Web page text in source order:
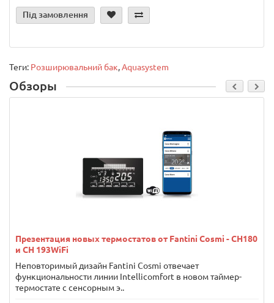
Під замовлення
Теги: Розширювальний бак,Aquasystem
Обзоры
Презентация новых термостатов от Fantini Cosmi - CH180
и CH 193WiFi
Неповторимый дизайн Fantini Cosmi отвечает
функциональности линии Intellicomfort в новом таймер-
термостате с сенсорным э..